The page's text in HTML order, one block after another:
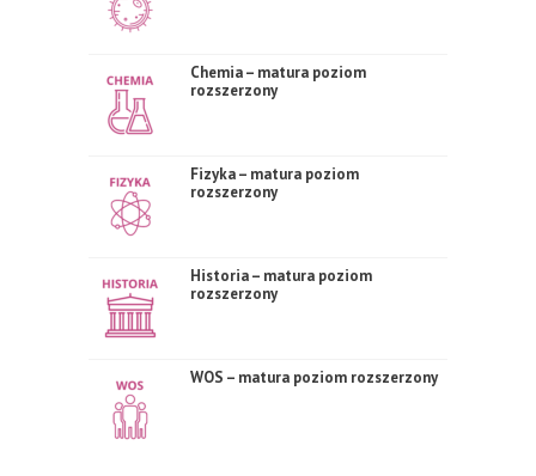
Chemia – matura poziom
rozszerzony
Fizyka – matura poziom
rozszerzony
Historia – matura poziom
rozszerzony
WOS – matura poziom rozszerzony